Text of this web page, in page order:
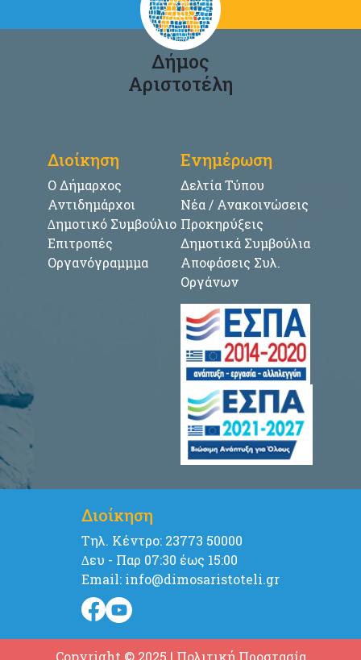
Δήμος
Αριστοτέλη
Διοίκηση
Ο Δήμαρχος
Αντιδημάρχοι
∆ημοτικό Συμβούλιο
Επιτροπές
Οργανόγραμμμα
Ενημέρωση
Δελτία Τύπου
Νέα / Ανακοινώσεις
Προκηρύξεις
Δημοτικά Συμβούλια
Αποφάσεις Συλ.
Οργάνων
Διοίκηση
Tηλ. Κέντρο: 23773 50000
∆ευ - Παρ 07:30 έως 15:00
Email: info@dimosaristoteli.gr
Copyright © 2025 | Πολιτική Προστασία